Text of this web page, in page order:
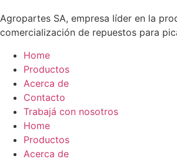
Agropartes SA, empresa líder en la
comercialización de repuestos para
Home
Productos
Acerca de
Contacto
Trabajá con nosotros
Home
Productos
Acerca de